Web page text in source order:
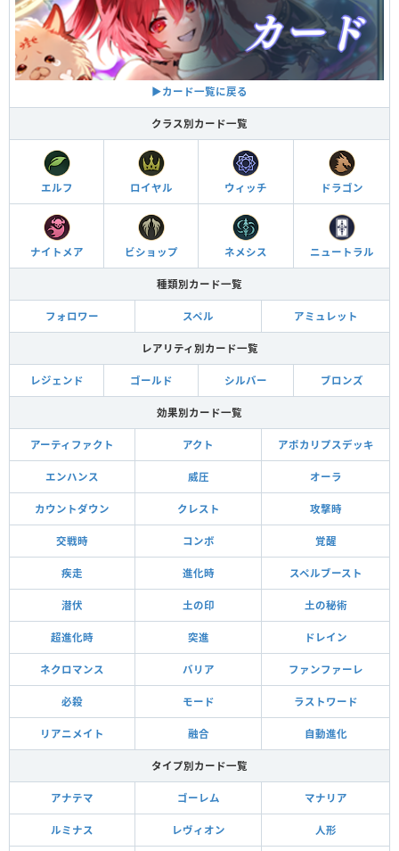
▶︎カード一覧に戻る
クラス別カード一覧
エルフ ロイヤル ウィッチ ドラゴン
ナイトメア ビショップ ネメシス ニュートラル
種類別カード一覧
フォロワー スペル アミュレット
レアリティ別カード一覧
レジェンド ゴールド シルバー ブロンズ
効果別カード一覧
アーティファクト アクト アポカリプスデッキ
エンハンス 威圧 オーラ
カウントダウン クレスト 攻撃時
交戦時 コンボ 覚醒
疾走 進化時 スペルブースト
潜伏 土の印 土の秘術
超進化時 突進 ドレイン
ネクロマンス バリア ファンファーレ
必殺 モード ラストワード
リアニメイト 融合 自動進化
タイプ別カード一覧
アナテマ ゴーレム マナリア
ルミナス レヴィオン 人形